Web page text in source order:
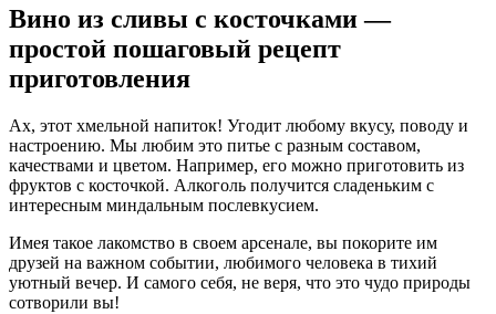
Вино из сливы с косточками —
простой пошаговый рецепт
приготовления
Ах, этот хмельной напиток! Угодит любому вкусу, поводу и
настроению. Мы любим это питье с разным составом,
качествами и цветом. Например, его можно приготовить из
фруктов с косточкой. Алкоголь получится сладеньким с
интересным миндальным послевкусием.
Имея такое лакомство в своем арсенале, вы покорите им
друзей на важном событии, любимого человека в тихий
уютный вечер. И самого себя, не веря, что это чудо природы
сотворили вы!